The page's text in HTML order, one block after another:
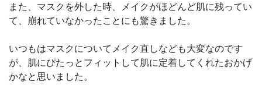
また、マスクを外した時、メイクがほどんど肌に残ってい
て、崩れていなかったことにも驚きました。
いつもはマスクについてメイク直しなども大変なのです
が、肌にぴたっとフィットして肌に定着してくれたおかげ
かなと思いました。